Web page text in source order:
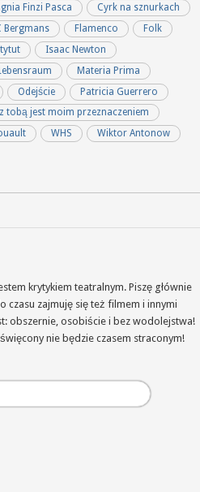
Finzi Pasca
Cyrk na sznurkach
Bergmans Flamenco
Folk
Isaac Newton
Materia Prima
Odejście
Patricia Guerrero
tobą jest moim przeznaczeniem
WHS Wiktor Antonow
krytykiem teatralnym. Piszę głównie
czasu zajmuję się też filmem i innymi
obszernie, osobiście i bez wodolejstwa!
nie będzie czasem straconym!